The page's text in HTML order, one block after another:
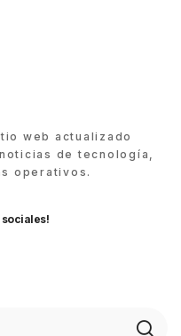
web actualizado
de tecnología,
operativos.
sociales!